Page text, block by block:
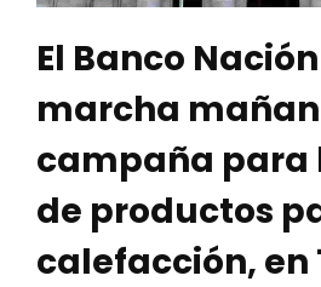
El Banco
marcha
campaña para
de productos
calefacción, en